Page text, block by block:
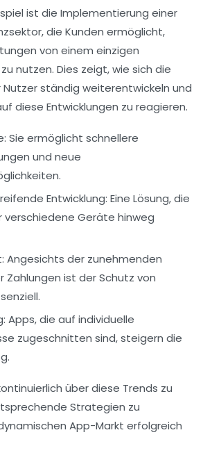
ist die Implementierung einer
die Kunden ermöglicht,
von einem einzigen
nutzen. Dies zeigt, wie sich die
ständig weiterentwickeln und
diese Entwicklungen zu reagieren.
Sie ermöglicht schnellere
und neue
Entwicklung: Eine Lösung, die
verschiedene Geräte hinweg
Angesichts der zunehmenden
Zahlungen ist der Schutz von
Apps, die auf individuelle
zugeschnitten sind, steigern die
über diese Trends zu
Strategien zu
App-Markt erfolgreich